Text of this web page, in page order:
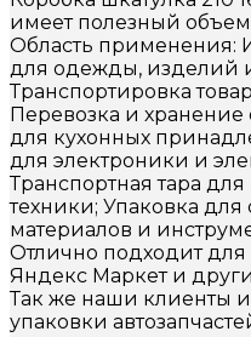
имеет полезный объем
Область применения:
для одежды, изделий
Транспортировка
Перевозка и хранение
для кухонных
для электроники и
Транспортная тара
техники; Упаковка для
материалов и
Отлично подходит
Яндекс Маркет и
Так же наши клиенты
упаковки